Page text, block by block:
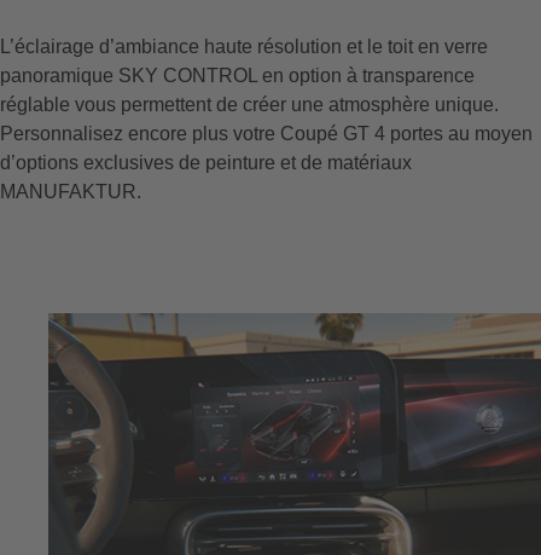
L’éclairage d’ambiance haute résolution et le toit en verre
panoramique SKY CONTROL en option à transparence
réglable vous permettent de créer une atmosphère unique.
Personnalisez encore plus votre Coupé GT 4 portes au moyen
d’options exclusives de peinture et de matériaux
MANUFAKTUR.